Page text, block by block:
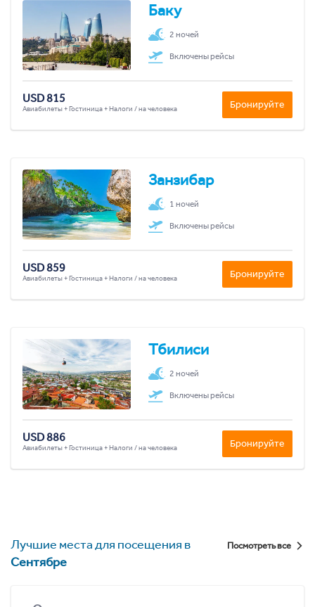
Баку
2 ночей
Включены рейсы
USD 815
Авиабилеты + Гостиница + Налоги / на человека Бронируйте
Занзибар
1 ночей
Включены рейсы
USD 859
Авиабилеты + Гостиница + Налоги / на человека Бронируйте
Тбилиси
2 ночей
Включены рейсы
USD 886
Авиабилеты + Гостиница + Налоги / на человека Бронируйте
Лучшие места для посещения в
Сентябре
Посмотреть все